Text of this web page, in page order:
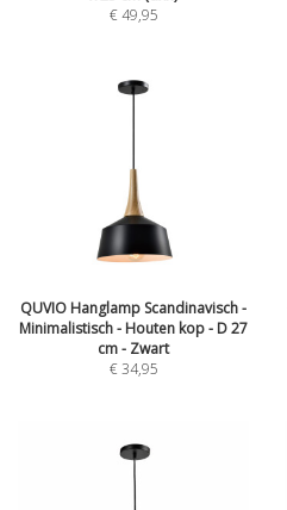
€49,95
QUVIO Hanglamp Scandinavisch -
Minimalistisch - Houten kop - D 27
cm - Zwart
€34,95